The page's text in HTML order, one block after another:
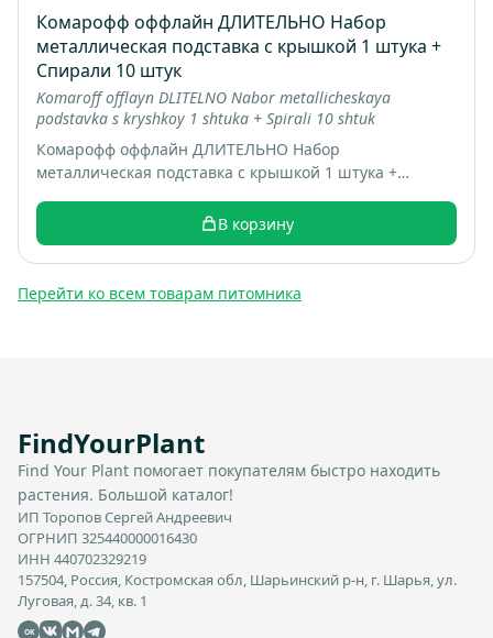
Комарофф оффлайн ДЛИТЕЛЬНО Набор
металлическая подставка с крышкой 1 штука +
Спирали 10 штук
Komaroff offlayn DLITELNO Nabor metallicheskaya
podstavka s kryshkoy 1 shtuka + Spirali 10 shtuk
Комарофф оффлайн ДЛИТЕЛЬНО Набор
металлическая подставка с крышкой 1 штука +
В корзину
Перейти ко всем товарам питомника
FindYourPlant
Find Your Plant помогает покупателям быстро находить
растения. Большой каталог!
ИП Торопов Сергей Андреевич
ОГРНИП 325440000016430
ИНН 440702329219
157504, Россия, Костромская обл, Шарьинский р-н, г. Шарья, ул.
Луговая, д. 34, кв. 1
OK